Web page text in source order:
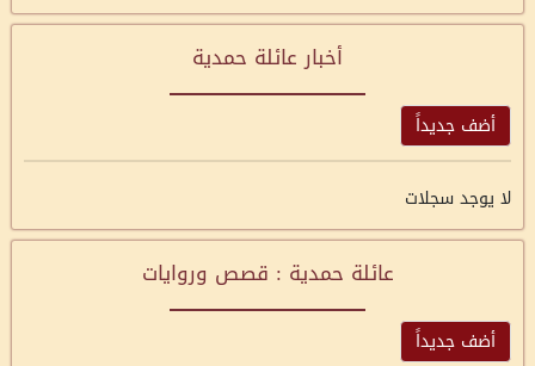
أخبار عائلة حمدية
أضف جديداً
لا يوجد سجلات
عائلة حمدية : قصص وروايات
أضف جديداً